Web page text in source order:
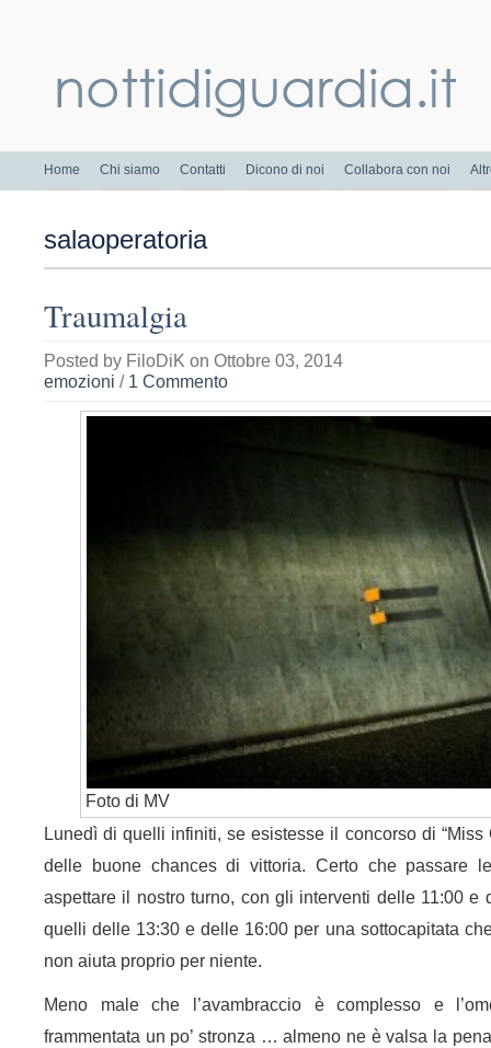
Home Chi siamo Contatti Dicono di noi Collabora con noi
salaoperatoria
Traumalgia
Posted by FiloDiK on Ottobre 03, 2014
emozioni / 1 Commento
Foto di MV
Lunedì di quelli infiniti, se esistesse il concorso di “Miss
delle buone chances di vittoria. Certo che passare
aspettare il nostro turno, con gli interventi delle 11:00 e
quelli delle 13:30 e delle 16:00 per una sottocapitata
non aiuta proprio per niente.
Meno male che l’avambraccio è complesso e
frammentata un po’ stronza … almeno ne è valsa la